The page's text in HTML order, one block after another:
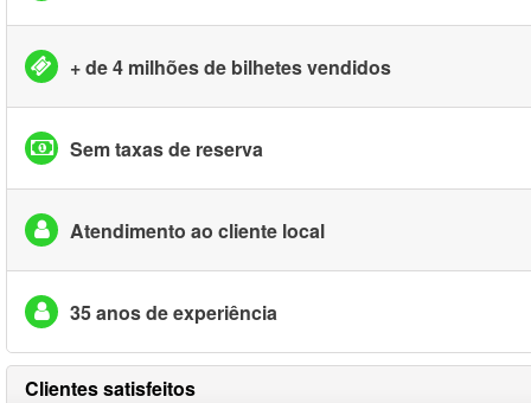
+ de 4 milhões de bilhetes vendidos
Sem taxas de reserva
Atendimento ao cliente local
35 anos de experiência
Clientes satisfeitos